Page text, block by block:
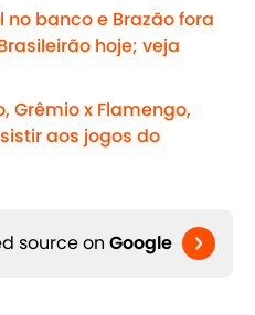
banco e Brazão fora
hoje; veja
Grêmio x Flamengo,
aos jogos do
source on Google